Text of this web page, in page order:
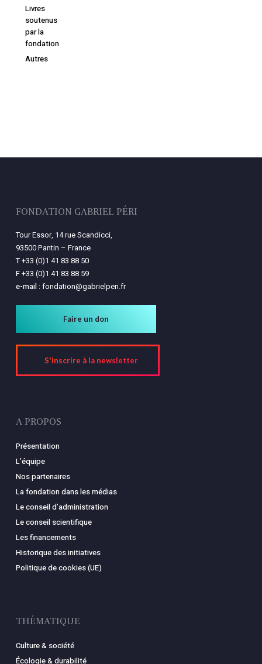
Livres
soutenus
par la
fondation
Autres
FONDATION GABRIEL PÉRI
Tour Essor, 14 rue Scandicci,
93500 Pantin – France
T+33 (0)1 41 83 88 50
F+33 (0)1 41 83 88 59
e-mail : fondation@gabrielperi.fr
Faire un don
S'inscrire à la newsletter
A PROPOS
Présentation
L’équipe
Nos partenaires
La fondation dans les médias
Le conseil d’administration
Le conseil scientifique
Les financements
Historique des initiatives
Politique de cookies (UE)
THÉMATIQUE
Culture & société
Écologie & durabilité